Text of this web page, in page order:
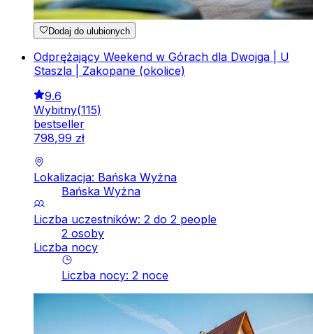
Dodaj do ulubionych
Odprężający Weekend w Górach dla Dwojga | U
Staszla | Zakopane (okolice)
9.6
Wybitny(115)
bestseller
798,99 zł
Lokalizacja: Bańska Wyżna
Bańska Wyżna
Liczba uczestników: 2 do 2 people
2 osoby
Liczba nocy
Liczba nocy: 2 noce